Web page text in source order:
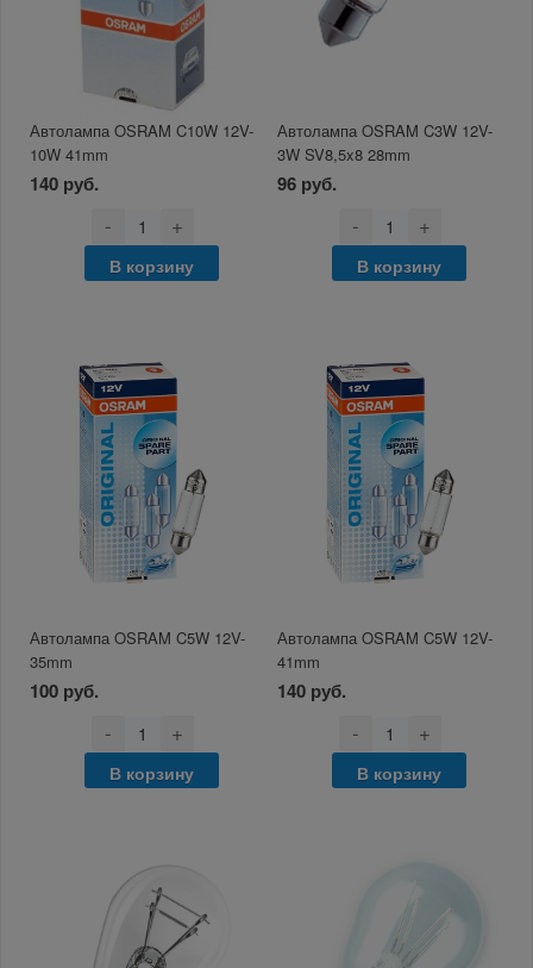
Автолампа OSRAM C10W 12V-
10W 41mm
140 руб.
- +
В корзину
Автолампа OSRAM C3W 12V-
3W SV8,5x8 28mm
96 руб.
- +
В корзину
Автолампа OSRAM C5W 12V-
35mm
100 руб.
- +
В корзину
Автолампа OSRAM C5W 12V-
41mm
140 руб.
- +
В корзину